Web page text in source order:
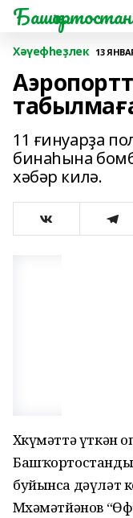
Башҡортостан
Хәүефһеҙлек 13
11 ғинуарҙа
бинаһына
хәбәр килә.
Хөкүмәттә үткән
буйынса дәүләт
Мөхәмәтйәнов